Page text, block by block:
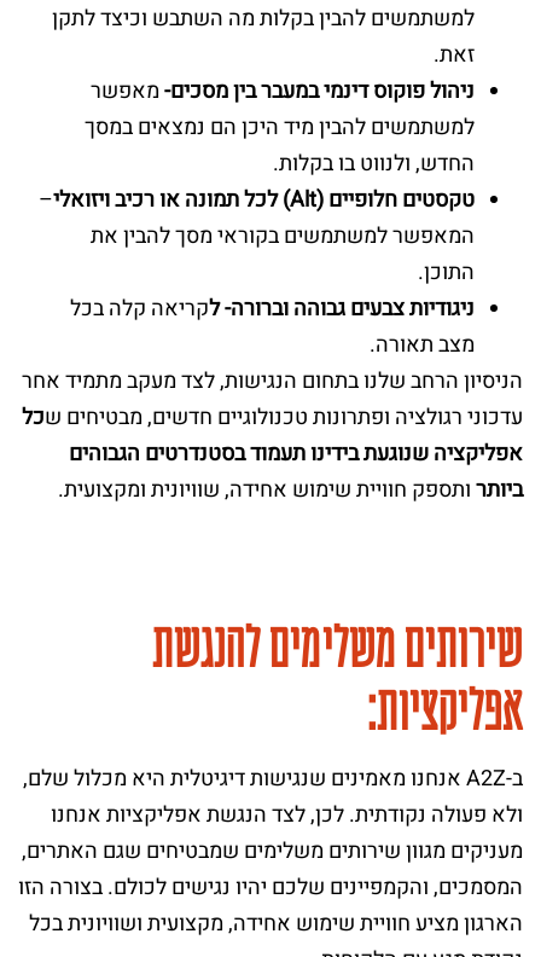
למשתמשים להבין בקלות מה השתבש וכיצד לתקן
זאת.
ניהול פוקוס דינמי במעבר בין מסכים-מאפשר
למשתמשים להבין מיד היכן הם נמצאים במסך
החדש, ולנווט בו בקלות.
טקסטים חלופיים (Alt)
לכל תמונה או רכיב ויזואלי–
המאפשר למשתמשים בקוראי מסך להבין את
התוכן.
ניגודיות צבעים גבוהה וברורה- לקריאה קלה בכל
מצב תאורה.
הניסיון הרחב שלנו בתחום הנגישות, לצד מעקב מתמיד אחר
עדכוני רגולציה ופתרונות טכנולוגיים חדשים, מבטיחים שכל
אפליקציה שנוגעת בידינו תעמוד בסטנדרטים הגבוהים
ביותרותספק חוויית שימוש אחידה, שוויונית ומקצועית.
שירותים משלימים להנגשת
אפליקציות:
ב-A2Z אנחנו מאמינים שנגישות דיגיטלית היא מכלול שלם,
ולא פעולה נקודתית. לכן, לצד הנגשת אפליקציות אנחנו
מעניקים מגוון שירותים משלימים שמבטיחים שגם האתרים,
המסמכים, והקמפיינים שלכם יהיו נגישים לכולם. בצורה הזו
הארגון מציע חוויית שימוש אחידה, מקצועית ושוויונית בכל